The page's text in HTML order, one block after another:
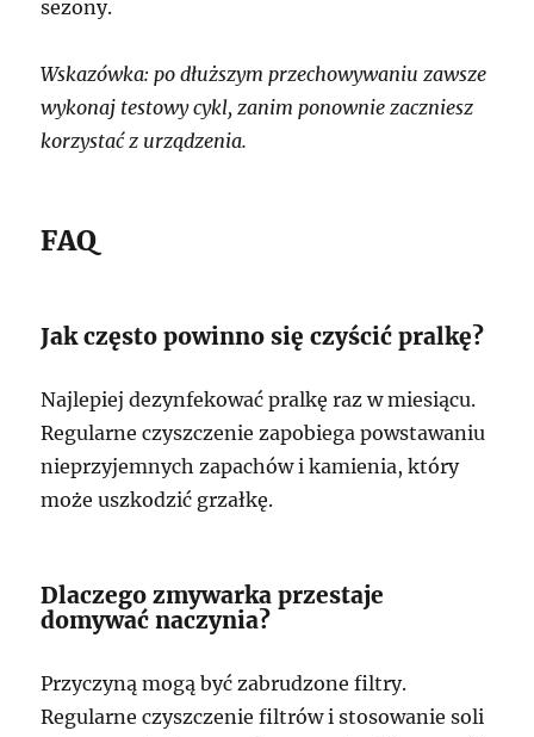
sezony.
Wskazówka: po dłuższym przechowywaniu zawsze
wykonaj testowy cykl, zanim ponownie zaczniesz
korzystać z urządzenia.
FAQ
Jak często powinno się czyścić pralkę?
Najlepiej dezynfekować pralkę raz w miesiącu.
Regularne czyszczenie zapobiega powstawaniu
nieprzyjemnych zapachów i kamienia, który
może uszkodzić grzałkę.
Dlaczego zmywarka przestaje
domywać naczynia?
Przyczyną mogą być zabrudzone filtry.
Regularne czyszczenie filtrów i stosowanie soli